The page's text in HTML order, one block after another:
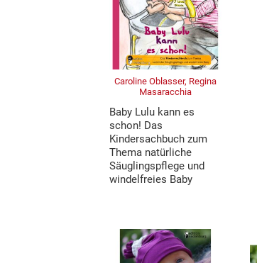
Caroline Oblasser, Regina
Masaracchia
Baby Lulu kann es
schon! Das
Kindersachbuch zum
Thema natürliche
Säuglingspflege und
windelfreies Baby